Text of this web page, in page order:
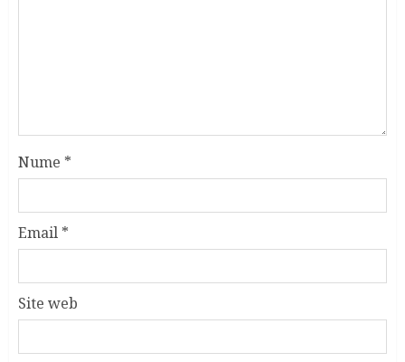
Nume *
Email *
Site web